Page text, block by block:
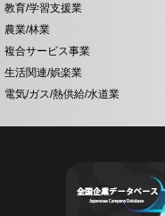
教育/学習支援業
農業/林業
複合サービス事業
生活関連/娯楽業
電気/ガス/熱供給/水道業